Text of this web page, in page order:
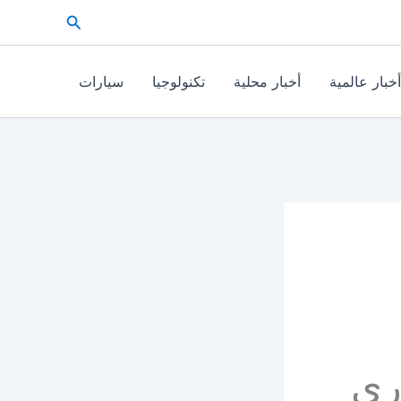
البحث
أخبار عالمية أخبار محلية تكنولوجيا سيارات